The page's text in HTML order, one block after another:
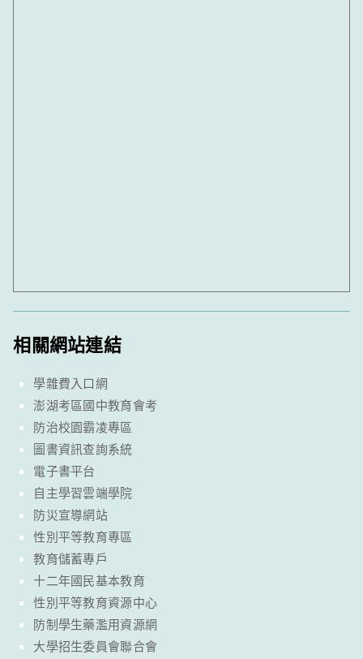
相關網站連結
學雜費入口網
澎湖考區國中教育會考
防治校園霸凌專區
圖書資訊查詢系統
電子書平台
自主學習雲端學院
防災宣導網站
性別平等教育專區
教育儲蓄專戶
十二年國民基本教育
性別平等教育資源中心
防制學生藥濫用資源網
大學招生委員會聯合會